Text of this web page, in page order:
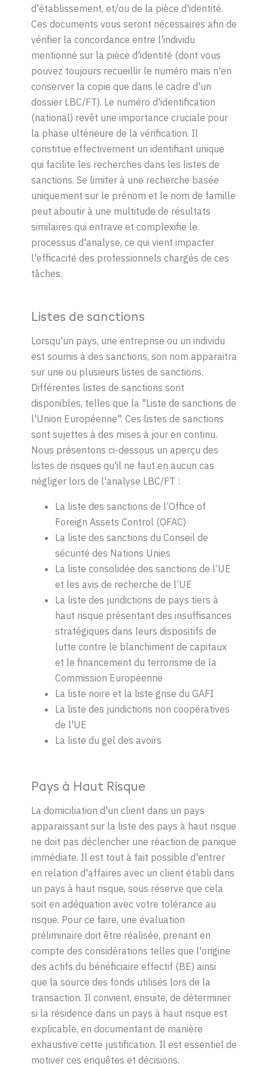
d'établissement, et/ou de la pièce d'identité.
Ces documents vous seront nécessaires afin de
vérifier la concordance entre l'individu
mentionné sur la pièce d'identité (dont vous
pouvez toujours recueillir le numéro mais n'en
conserver la copie que dans le cadre d'un
dossier LBC/FT). Le numéro d'identification
(national) revêt une importance cruciale pour
la phase ultérieure de la vérification. Il
constitue effectivement un identifiant unique
qui facilite les recherches dans les listes de
sanctions. Se limiter à une recherche basée
uniquement sur le prénom et le nom de famille
peut aboutir à une multitude de résultats
similaires qui entrave et complexifie le
processus d'analyse, ce qui vient impacter
l'efficacité des professionnels chargés de ces
tâches.
Listes de sanctions
Lorsqu'un pays, une entreprise ou un individu
est soumis à des sanctions, son nom apparaitra
sur une ou plusieurs listes de sanctions.
Différentes listes de sanctions sont
disponibles, telles que la "Liste de sanctions de
l'Union Européenne". Ces listes de sanctions
sont sujettes à des mises à jour en continu.
Nous présentons ci-dessous un aperçu des
listes de risques qu'il ne faut en aucun cas
négliger lors de l'analyse LBC/FT :
La liste des sanctions de l’Office of
Foreign Assets Control (OFAC)
La liste des sanctions du Conseil de
sécurité des Nations Unies
La liste consolidée des sanctions de l’UE
et les avis de recherche de l’UE
La liste des juridictions de pays tiers à
haut risque présentant des insuffisances
stratégiques dans leurs dispositifs de
lutte contre le blanchiment de capitaux
et le financement du terrorisme de la
Commission Européenne
La liste noire et la liste grise du GAFI
La liste des juridictions non coopératives
de l'UE
La liste du gel des avoirs
Pays à Haut Risque
La domiciliation d'un client dans un pays
apparaissant sur la liste des pays à haut risque
ne doit pas déclencher une réaction de panique
immédiate. Il est tout à fait possible d'entrer
en relation d'affaires avec un client établi dans
un pays à haut risque, sous réserve que cela
soit en adéquation avec votre tolérance au
risque. Pour ce faire, une évaluation
préliminaire doit être réalisée, prenant en
compte des considérations telles que l'origine
des actifs du bénéficiaire effectif (BE) ainsi
que la source des fonds utilisés lors de la
transaction. Il convient, ensuite, de déterminer
si la résidence dans un pays à haut risque est
explicable, en documentant de manière
exhaustive cette justification. Il est essentiel de
motiver ces enquêtes et décisions.